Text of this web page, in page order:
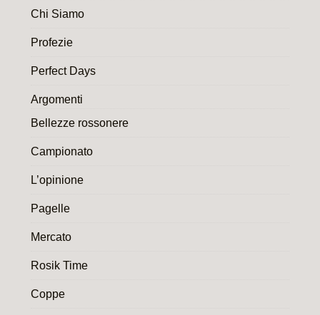
Chi Siamo
Profezie
Perfect Days
Argomenti
Bellezze rossonere
Campionato
L’opinione
Pagelle
Mercato
Rosik Time
Coppe